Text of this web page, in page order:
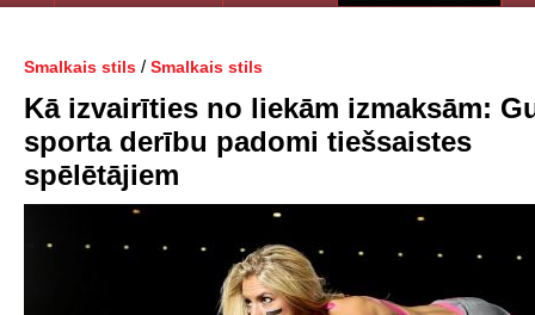
Smalkais stils / Smalkais stils
Kā izvairīties no liekām izmaksām:
sporta derību padomi tiešsaistes
spēlētājiem